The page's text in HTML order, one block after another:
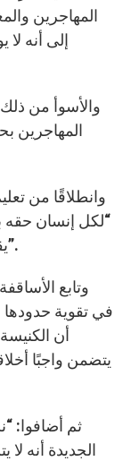
المهاجرين
إلى أنه
والأسوأ من
المهاجرين
وانطلاقًا من
“لكل إنسان حقه
يقدم له وطنه الفرص الضرورية للبحبوحة”.
وتابع
في تقوية حدودها
أن
يتضمن واجبًا
ثم أضافوا:
الجديدة أنه لا